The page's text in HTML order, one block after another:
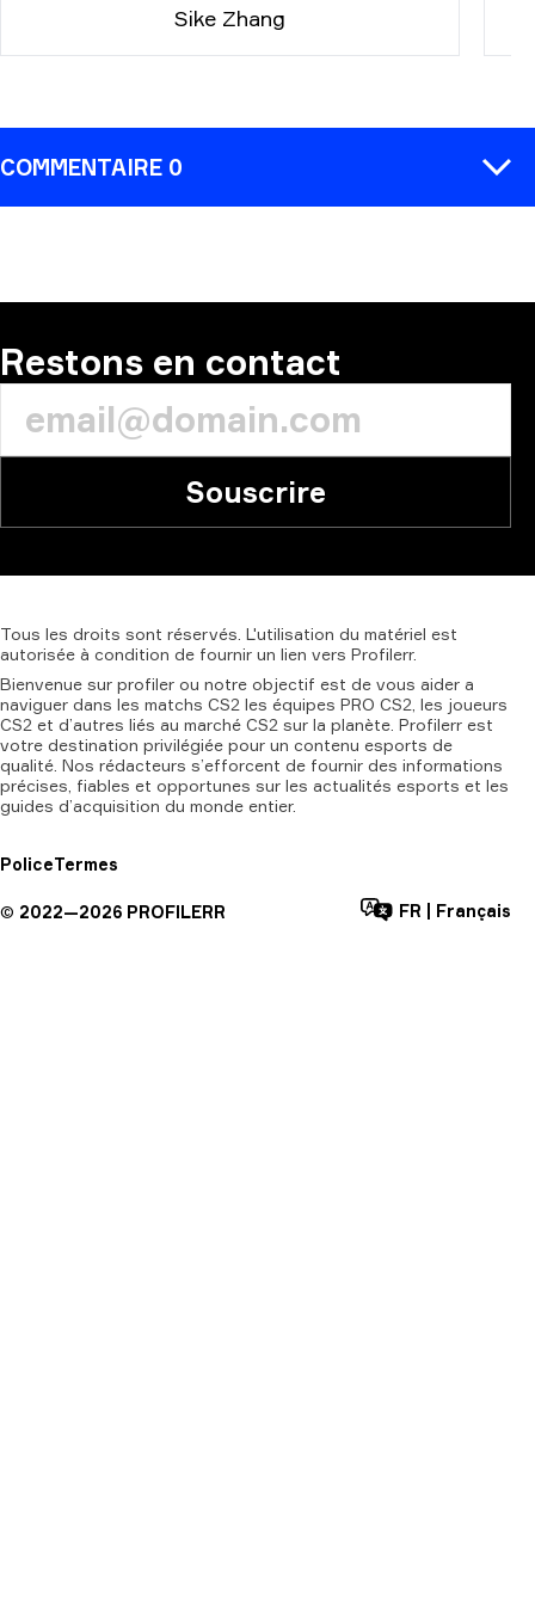
Sike Zhang
COMMENTAIRE 0
Restons en contact
Souscrire
Tous les droits sont réservés. L'utilisation du matériel est
autorisée à condition de fournir un lien vers Profilerr.
Bienvenue sur profiler ou notre objectif est de vous aider a
naviguer dans les matchs CS2 les équipes PRO CS2, les joueurs
CS2 et d’autres liés au marché CS2 sur la planète. Profilerr est
votre destination privilégiée pour un contenu esports de
qualité. Nos rédacteurs s’efforcent de fournir des informations
précises, fiables et opportunes sur les actualités esports et les
guides d’acquisition du monde entier.
PoliceTermes
© 2022—2026 PROFILERR FR Français